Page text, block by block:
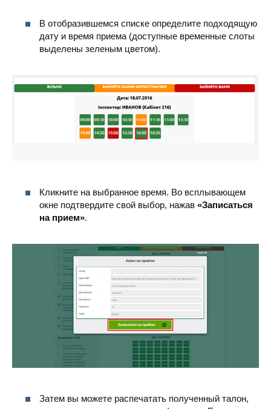
В отобразившемся списке определите подходящую
дату и время приема (доступные временные слоты
выделены зеленым цветом).
Кликните на выбранное время. Во всплывающем
окне подтвердите свой выбор, нажав «Записаться
на прием».
Затем вы можете распечатать полученный талон,